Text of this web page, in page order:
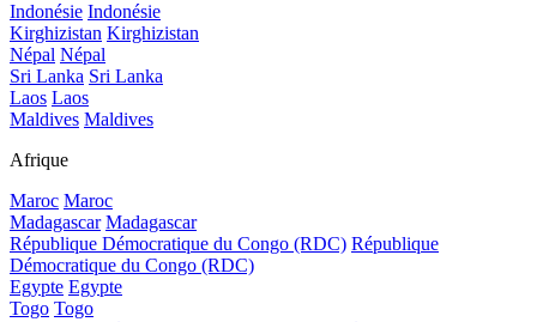
Indonésie Indonésie
Kirghizistan Kirghizistan
Népal Népal
Sri Lanka Sri Lanka
Laos Laos
Maldives Maldives
Afrique
Maroc Maroc
Madagascar Madagascar
République Démocratique du Congo (RDC) République
Démocratique du Congo (RDC)
Egypte Egypte
Togo Togo